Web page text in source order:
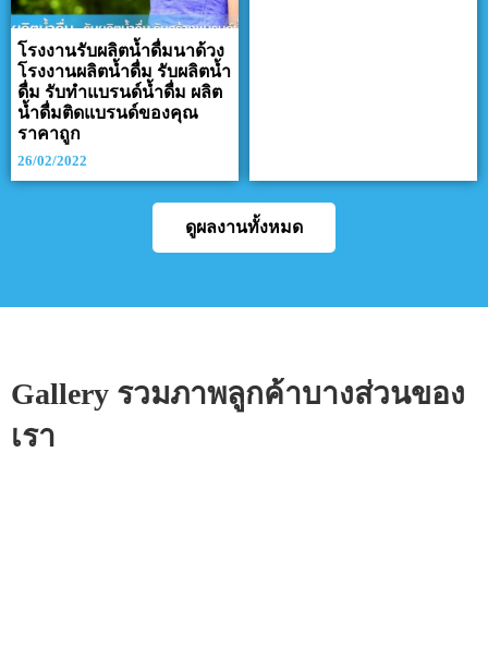
โรงงานรับผลิตน้ำดื่มนาด้วง
โรงงานผลิตน้ำดื่ม รับผลิตน้ำ
ดื่ม รับทำแบรนด์น้ำดื่ม ผลิต
น้ำดื่มติดแบรนด์ของคุณ
ราคาถูก
26/02/2022
ดูผลงานทั้งหมด
Gallery รวมภาพลูกค้าบางส่วนของ
เรา